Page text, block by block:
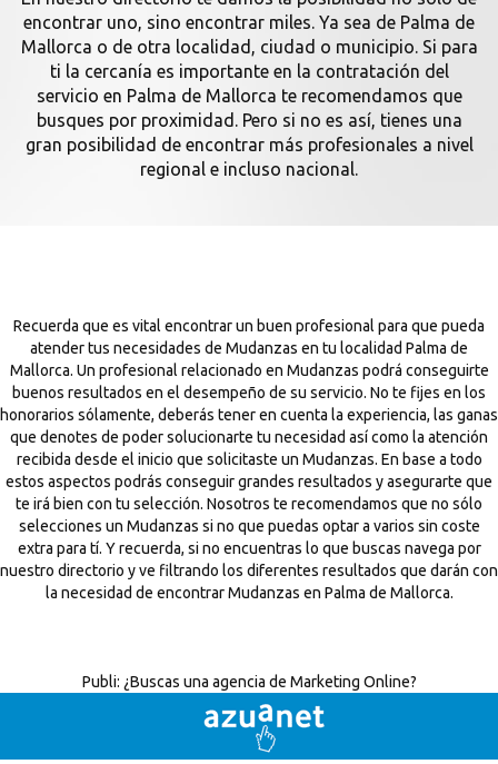
encontrar uno, sino encontrar miles. Ya sea de Palma de
Mallorca o de otra localidad, ciudad o municipio. Si para
ti la cercanía es importante en la contratación del
servicio en Palma de Mallorca te recomendamos que
busques por proximidad. Pero si no es así, tienes una
gran posibilidad de encontrar más profesionales a nivel
regional e incluso nacional.
Recuerda que es vital encontrar un buen profesional para que pueda
atender tus necesidades de Mudanzas en tu localidad Palma de
Mallorca. Un profesional relacionado en Mudanzas podrá conseguirte
buenos resultados en el desempeño de su servicio. No te fijes en los
honorarios sólamente, deberás tener en cuenta la experiencia, las ganas
que denotes de poder solucionarte tu necesidad así como la atención
recibida desde el inicio que solicitaste un Mudanzas. En base a todo
estos aspectos podrás conseguir grandes resultados y asegurarte que
te irá bien con tu selección. Nosotros te recomendamos que no sólo
selecciones un Mudanzas si no que puedas optar a varios sin coste
extra para tí. Y recuerda, si no encuentras lo que buscas navega por
nuestro directorio y ve filtrando los diferentes resultados que darán con
la necesidad de encontrar Mudanzas en Palma de Mallorca.
Publi: ¿Buscas una agencia de Marketing Online?